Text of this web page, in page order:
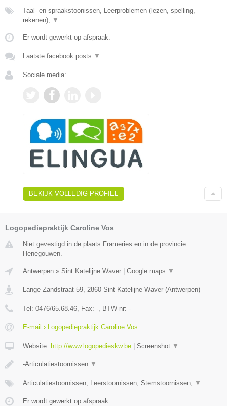
Taal- en spraakstoonissen, Leerproblemen (lezen, spelling,
rekenen), ▼
Er wordt gewerkt op afspraak.
Laatste facebook posts ▼
Sociale media:
BEKIJK VOLLEDIG PROFIEL
Logopediepraktijk Caroline Vos
Niet gevestigd in de plaats Frameries en in de provincie
Henegouwen.
Antwerpen » Sint Katelijne Waver Google maps ▼
Lange Zandstraat 59, 2860 Sint Katelijne Waver (Antwerpen)
Tel: 0476/65.68.46, Fax: -, BTW-nr: -
E-mail › Logopediepraktijk Caroline Vos
Website: http://www.logopedieskw.be Screenshot ▼
-Articulatiestoornissen ▼
Articulatiestoornissen, Leerstoornissen, Stemstoornissen, ▼
Er wordt gewerkt op afspraak.